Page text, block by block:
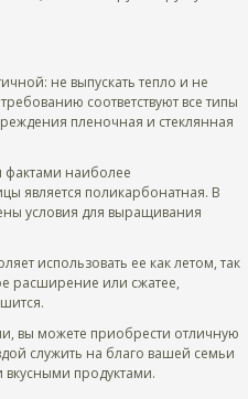
не выпускать тепло и не
соответствуют все типы
пленочная и стеклянная
фактами наиболее
является поликарбонатная. В
условия для выращивания
использовать ее как летом, так
расширение или сжатее,
вы можете приобрести отличную
служить на благо вашей семьи
продуктами.